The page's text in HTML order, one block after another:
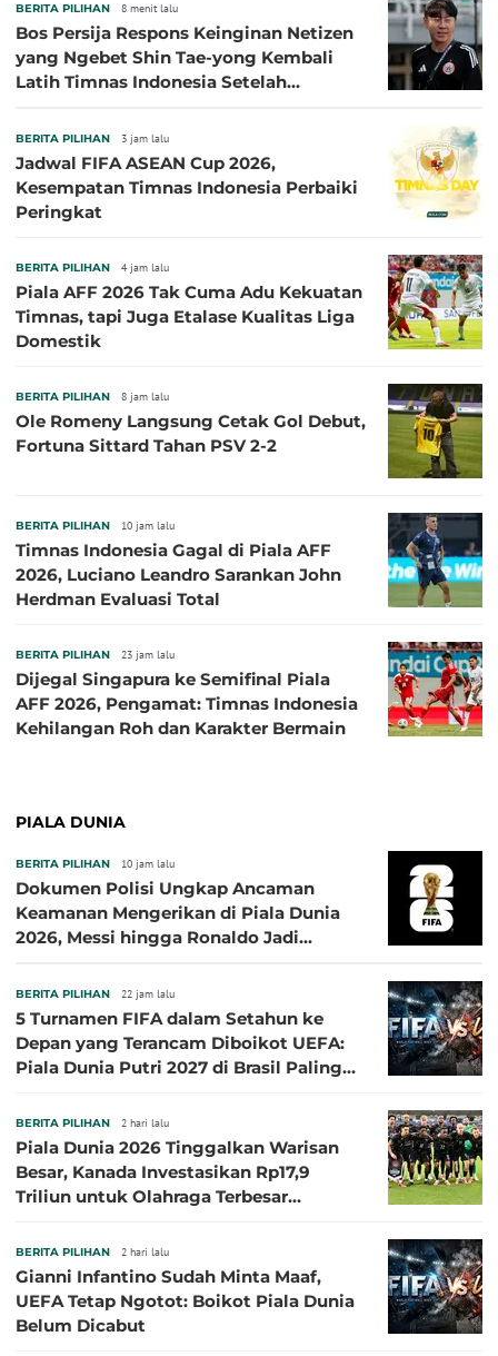
BERITA PILIHAN 8 menit lalu
Bos Persija Respons Keinginan Netizen
yang Ngebet Shin Tae-yong Kembali
Latih Timnas Indonesia Setelah
BERITA PILIHAN 3 jam lalu
Jadwal FIFA ASEAN Cup 2026,
Kesempatan Timnas Indonesia Perbaiki
Peringkat
BERITA PILIHAN 4 jam lalu
Piala AFF 2026 Tak Cuma Adu Kekuatan
Timnas, tapi Juga Etalase Kualitas Liga
Domestik
BERITA PILIHAN 8 jam lalu
Ole Romeny Langsung Cetak Gol Debut,
Fortuna Sittard Tahan PSV 2-2
BERITA PILIHAN 10 jam lalu
Timnas Indonesia Gagal di Piala AFF
2026, Luciano Leandro Sarankan John
Herdman Evaluasi Total
BERITA PILIHAN 23 jam lalu
Dijegal Singapura ke Semifinal Piala
AFF 2026, Pengamat: Timnas Indonesia
Kehilangan Roh dan Karakter Bermain
PIALA DUNIA
BERITA PILIHAN 10 jam lalu
Dokumen Polisi Ungkap Ancaman
Keamanan Mengerikan di Piala Dunia
2026, Messi hingga Ronaldo Jadi
BERITA PILIHAN 22 jam lalu
5 Turnamen FIFA dalam Setahun ke
Depan yang Terancam Diboikot UEFA:
Piala Dunia Putri 2027 di Brasil Paling
BERITA PILIHAN 2 hari lalu
Piala Dunia 2026 Tinggalkan Warisan
Besar, Kanada Investasikan Rp17,9
Triliun untuk Olahraga Terbesar
BERITA PILIHAN 2 hari lalu
Gianni Infantino Sudah Minta Maaf,
UEFA Tetap Ngotot: Boikot Piala Dunia
Belum Dicabut